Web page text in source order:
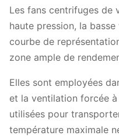
Les fans centrifuges de
haute pression, la
courbe de
zone ample de
Elles sont employées
et la ventilation forcée
utilisées pour
température maximale